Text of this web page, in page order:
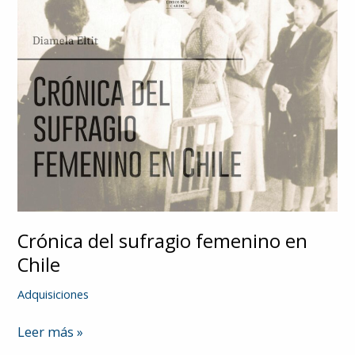
Crónica del sufragio femenino en
Chile
Adquisiciones
Crónica
Leer más »